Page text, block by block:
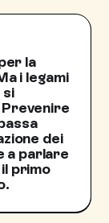
la
i legami
si
Prevenire
dei
a parlare
primo